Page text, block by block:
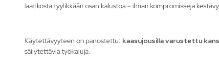
laatikosta tyylikkään osan kalustoa – ilman kompromisseja
Käytettävyyteen on panostettu: kaasujousilla varustettu
säilytettäviä työkaluja.